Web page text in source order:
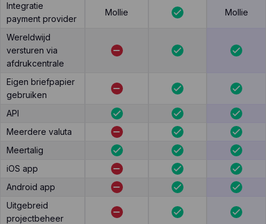
Integratie
payment provider
Mollie Mollie
Wereldwijd
versturen via
afdrukcentrale
Eigen briefpapier
gebruiken
API
Meerdere valuta
Meertalig
iOS app
Android app
Uitgebreid
projectbeheer